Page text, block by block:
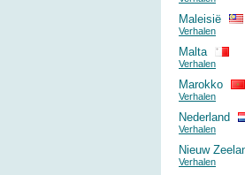
Maleisië
Verhalen
Malta
Verhalen
Marokko
Verhalen
Nederland
Verhalen
Nieuw
Verhalen